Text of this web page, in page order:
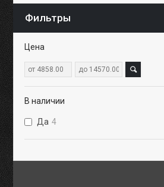
Фильтры
Цена
В наличии
Да 4